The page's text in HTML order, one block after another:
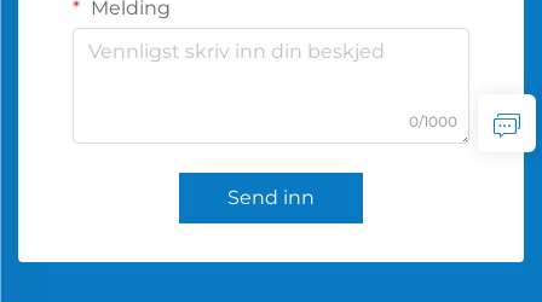
Melding
0/1000
Send inn